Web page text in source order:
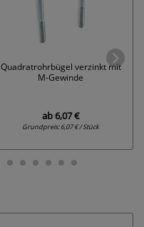
Quadratrohrbügel verzinkt mit
M-Gewinde
ab6,07 €
Grundpreis:6,07 € / Stück